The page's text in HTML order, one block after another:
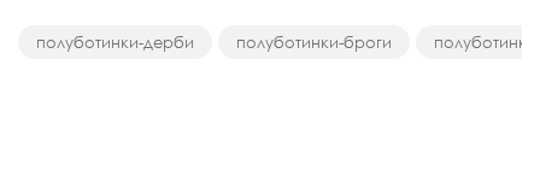
полуботинки-дерби полуботинки-броги